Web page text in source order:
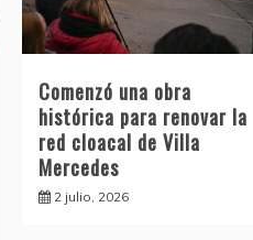
Comenzó una obra
histórica para renovar la
red cloacal de Villa
Mercedes
2 julio, 2026